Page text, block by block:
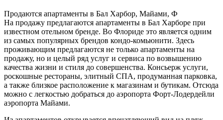
Продаются апартаменты в Бал Харбор, Майами, Ф
На продажу предлагаются апартаменты в Бал Харборе при
известном отельном бренде. Во Флориде это является одним
из самых популярных брендов кондо-комьюнити. Здесь
проживающим предлагаются не только апартаменты на
продажу, но и целый ряд услуг и сервиса по возвышению
качества жизни и стиля до совершенства. Консьерж услуги,
роскошные рестораны, элитный СПА, продуманная парковка,
а также близкое расположение к магазинам и бутикам. Отсюда
можно с легкостью добраться до аэропорта Форт-Лодердейли
аэропорта Майами.